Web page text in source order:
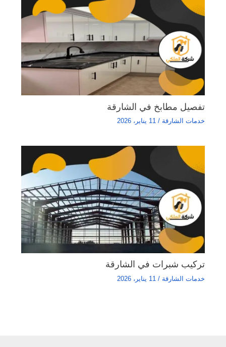
تفصيل مطابخ في الشارقة
خدمات الشارقة / 11 يناير، 2026
تركيب شبرات في الشارقة
خدمات الشارقة / 11 يناير، 2026